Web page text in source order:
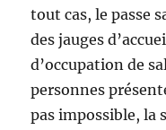
tout cas, le passe
des jauges
d’occupation de
personnes
pas impossible,